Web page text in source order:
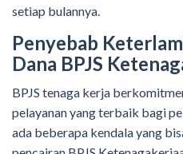
setiap bulannya.
Penyebab
Dana BPJS
BPJS tenaga kerja
pelayanan yang terbaik bagi
ada beberapa kendala yang